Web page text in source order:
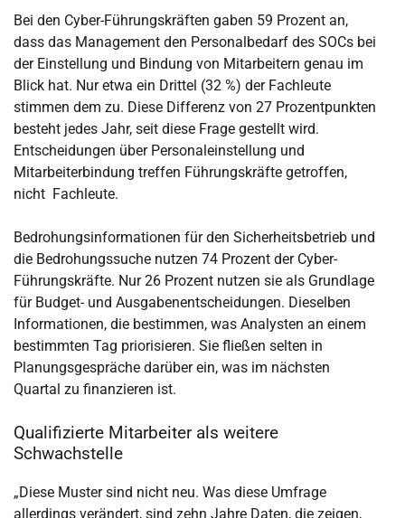
Bei den Cyber-Führungskräften gaben 59 Prozent an,
dass das Management den Personalbedarf des SOCs bei
der Einstellung und Bindung von Mitarbeitern genau im
Blick hat. Nur etwa ein Drittel (32 %) der Fachleute
stimmen dem zu. Diese Differenz von 27 Prozentpunkten
besteht jedes Jahr, seit diese Frage gestellt wird.
Entscheidungen über Personaleinstellung und
Mitarbeiterbindung treffen Führungskräfte getroffen,
nicht Fachleute.
Bedrohungsinformationen für den Sicherheitsbetrieb und
die Bedrohungssuche nutzen 74 Prozent der Cyber-
Führungskräfte. Nur 26 Prozent nutzen sie als Grundlage
für Budget- und Ausgabenentscheidungen. Dieselben
Informationen, die bestimmen, was Analysten an einem
bestimmten Tag priorisieren. Sie fließen selten in
Planungsgespräche darüber ein, was im nächsten
Quartal zu finanzieren ist.
Qualifizierte Mitarbeiter als weitere
Schwachstelle
„Diese Muster sind nicht neu. Was diese Umfrage
allerdings verändert, sind zehn Jahre Daten, die zeigen,